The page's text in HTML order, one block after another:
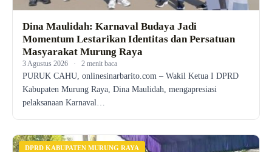
Dina Maulidah: Karnaval Budaya Jadi
Momentum Lestarikan Identitas dan Persatuan
Masyarakat Murung Raya
3 Agustus 2026 · 2 menit baca
PURUK CAHU, onlinesinarbarito.com – Wakil Ketua I DPRD
Kabupaten Murung Raya, Dina Maulidah, mengapresiasi
pelaksanaan Karnaval…
DPRD KABUPATEN MURUNG RAYA